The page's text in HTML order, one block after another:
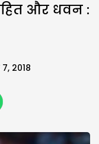
और धवन :
2018